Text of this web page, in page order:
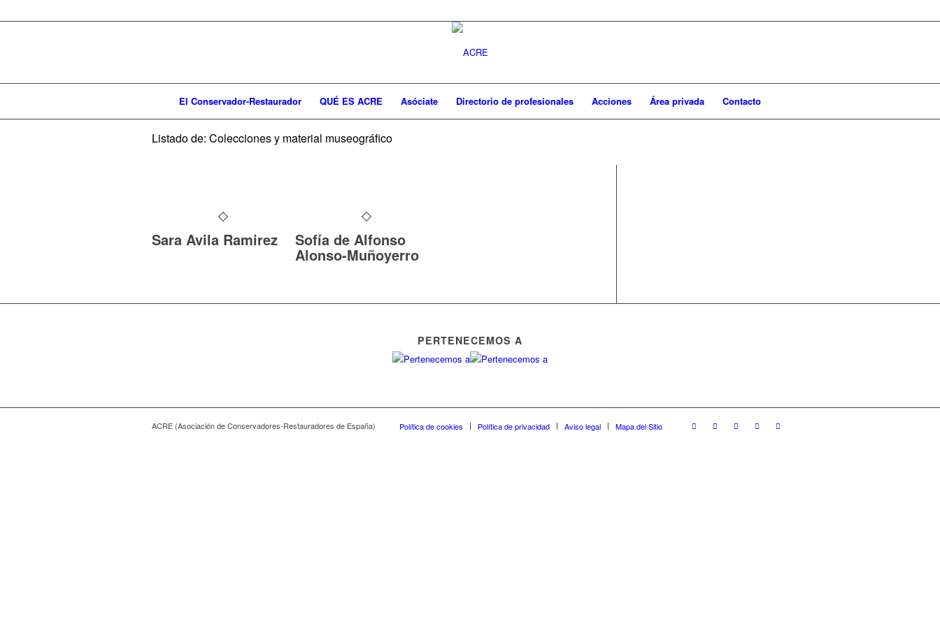
El Conservador-Restaurador QUÉ ES ACRE Asóciate Directorio de profesionales Acciones Área privada Contacto
Listado de: Colecciones y material museográfico
Sara Avila Ramirez Sofía de Alfonso
Alonso-Muñoyerro
PERTENECEMOS A
ACRE (Asociación de Conservadores-Restauradores de España) Política de cookies Política de privacidad Aviso legal Mapa del Sitio